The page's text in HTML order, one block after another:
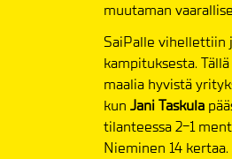
muutaman
SaiPalle vihellettiin
kampituksesta.
maalia hyvistä
kun Jani Taskula
tilanteessa 2-1
Nieminen 14 kertaa.